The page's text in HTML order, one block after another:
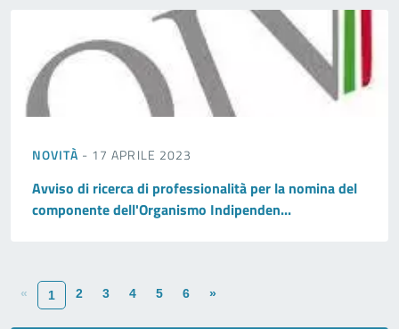
NOVITÀ - 17 APRILE 2023
Avviso di ricerca di professionalità per la nomina del
componente dell'Organismo Indipenden...
« 1 2 3 4 5 6 »